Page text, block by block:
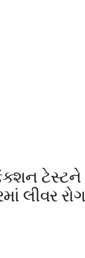
ટેસ્ટને
લીવર રોગ